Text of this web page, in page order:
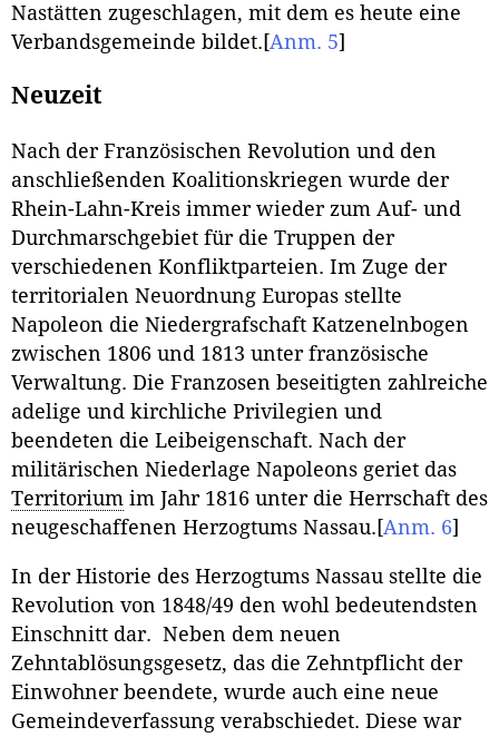
Nastätten zugeschlagen, mit dem es heute eine
Verbandsgemeinde bildet. [Anm. 5]
Neuzeit
Nach der Französischen Revolution und den
anschließenden Koalitionskriegen wurde der
Rhein-Lahn-Kreis immer wieder zum Auf- und
Durchmarschgebiet für die Truppen der
verschiedenen Konfliktparteien. Im Zuge der
territorialen Neuordnung Europas stellte
Napoleon die Niedergrafschaft Katzenelnbogen
zwischen 1806 und 1813 unter französische
Verwaltung. Die Franzosen beseitigten zahlreiche
adelige und kirchliche Privilegien und
beendeten die Leibeigenschaft. Nach der
militärischen Niederlage Napoleons geriet das
Territorium im Jahr 1816 unter die Herrschaft des
neugeschaffenen Herzogtums Nassau. [Anm. 6]
In der Historie des Herzogtums Nassau stellte die
Revolution von 1848/49 den wohl bedeutendsten
Einschnitt dar. Neben dem neuen
Zehntablösungsgesetz, das die Zehntpflicht der
Einwohner beendete, wurde auch eine neue
Gemeindeverfassung verabschiedet. Diese war